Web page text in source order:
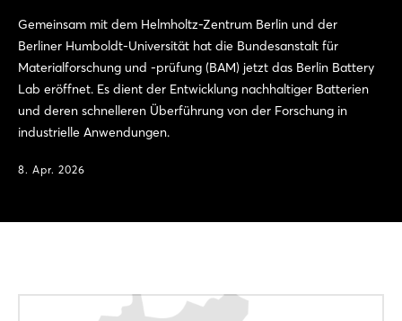
Gemeinsam mit dem Helmholtz-Zentrum Berlin und der
Berliner Humboldt-Universität hat die Bundesanstalt für
Materialforschung und -prüfung (BAM) jetzt das Berlin Battery
Lab eröffnet. Es dient der Entwicklung nachhaltiger Batterien
und deren schnelleren Überführung von der Forschung in
industrielle Anwendungen.
8. Apr. 2026